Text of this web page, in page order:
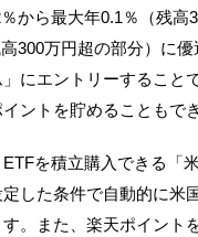
から最大年0.1％（残高
300万円超の部分）に優
」にエントリーすること
ントを貯めることもで
を積立購入できる「
した条件で自動的に米
。また、楽天ポイント